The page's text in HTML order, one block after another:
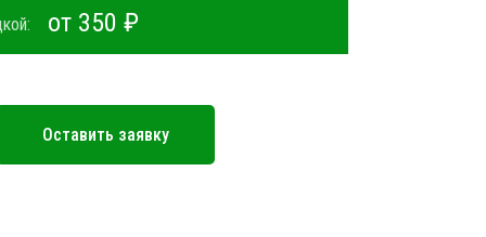
Оставить заявку
от 350 ₽